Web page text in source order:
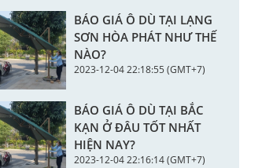
BÁO GIÁ Ô DÙ TẠI LẠNG
SƠN HÒA PHÁT NHƯ THẾ
NÀO?
2023-12-04 22:18:55 (GMT+7)
BÁO GIÁ Ô DÙ TẠI BẮC
KẠN Ở ĐÂU TỐT NHẤT
HIỆN NAY?
2023-12-04 22:16:14 (GMT+7)